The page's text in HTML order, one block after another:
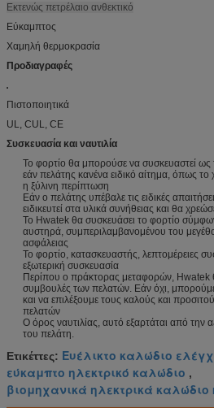
Εκτενώς πετρέλαιο ανθεκτικό
Εύκαμπτος
Χαμηλή θερμοκρασία
Προδιαγραφές
Πιστοποιητικά
UL, CUL, CE
Συσκευασία και ναυτιλία
Το φορτίο θα μπορούσε να συσκευαστεί
εάν πελάτης κανένα ειδικό αίτημα, όπως το
η ξύλινη περίπτωση
Εάν ο πελάτης υπέβαλε τις ειδικές
ειδικευτεί στα υλικά συνήθειας και θα
Το Hwatek θα συσκευάσει το φορτίο
αυστηρά, συμπεριλαμβανομένου του
ασφάλειας
Το φορτίο, κατασκευαστής, λεπτομέρειες
εξωτερική συσκευασία
Περίπου ο πράκτορας μεταφορών, Hwatek
συμβουλές των πελατών. Εάν όχι,
και να επιλέξουμε τους καλούς και
πελατών
Ο όρος ναυτιλίας, αυτό εξαρτάται από την
του πελάτη.
Ετικέττες: Ευέλικτο καλώδιο
εύκαμπτο ηλεκτρικό καλώδιο ,
βιομηχανικά ηλεκτρικά καλώδιο